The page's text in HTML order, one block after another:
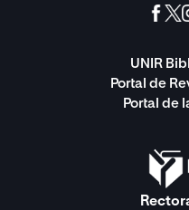
UNIR
Portal de
Portal de